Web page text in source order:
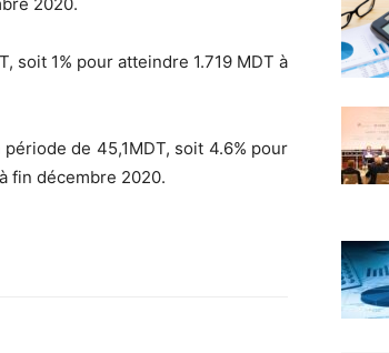
soit 1% pour atteindre 1.719 MDT à
de 45,1MDT, soit 4.6% pour
fin décembre 2020.